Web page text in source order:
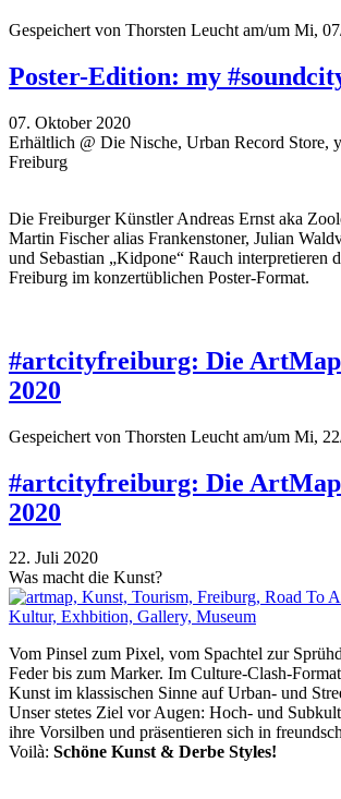
Gespeichert von Thorsten Leucht am/um Mi,
Poster-Edition: my
07. Oktober 2020
Erhältlich @ Die Nische, Urban Record Store,
Freiburg
Die Freiburger Künstler Andreas Ernst aka
Martin Fischer alias Frankenstoner, Julian
und Sebastian „Kidpone“ Rauch interpretieren
Freiburg im konzertüblichen Poster-Format.
#artcityfreiburg: Die
2020
Gespeichert von Thorsten Leucht am/um Mi,
#artcityfreiburg: Die
2020
22. Juli 2020
Was macht die Kunst?
Vom Pinsel zum Pixel, vom Spachtel zur
Feder bis zum Marker. Im Culture-Clash-
Kunst im klassischen Sinne auf Urban- und
Unser stetes Ziel vor Augen: Hoch- und
ihre Vorsilben und präsentieren sich in
Voilà: Schöne Kunst & Derbe Styles!